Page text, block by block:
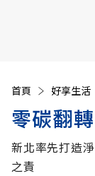
首頁 好享生活
零碳翻
新北率先打造
之責